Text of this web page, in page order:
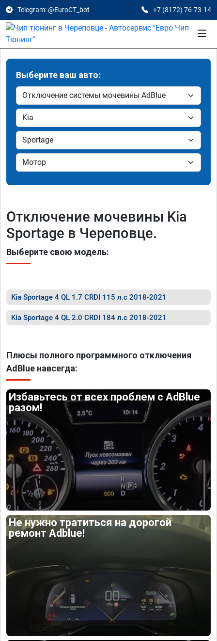
Telegram: @EuroCT_bot +7 (8172) 76-73-14
Выберите ваш авто:
Отключение мочевины Kia
Sportage в Череповце.
Выберите свою модель:
Kia Sportage 4 QL 1.7 CRDI 115 л.с 2018-2021
Kia Sportage 4 QL 2.0 CRDI 184 л.с 2018-2021
Плюсы полного программного отключения
AdBlue навсегда:
Избавьтесь от всех проблем с AdBlue
разом!
Не нужно тратиться на дорогой
ремонт Adblue!